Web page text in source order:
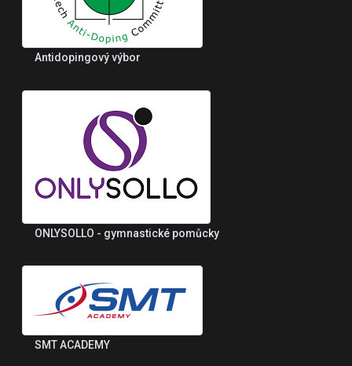
Antidopingový výbor
ONLYSOLLO - gymnastické pomůcky
SMT ACADEMY